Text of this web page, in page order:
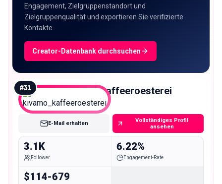
Engagement, Zielgruppenstandort und
Zielgruppenqualität und exportieren Sie verifizierte
Kontakte.
Creator-Datenbank durchsuchen
#31 kivamo_kaffeeroesterei
Nano
E-Mail erhalten
Vollständiges Profil
ansehen
3.1K
Follower
6.22%
Engagement-Rate
$114-679